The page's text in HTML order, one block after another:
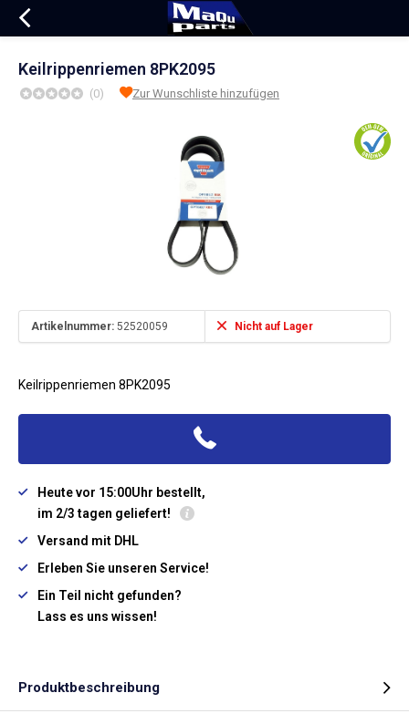
Keilrippenriemen 8PK2095
(0) Zur Wunschliste hinzufügen
Artikelnummer: 52520059 Nicht auf Lager
Keilrippenriemen 8PK2095
Heute vor 15:00Uhr bestellt,
im 2/3 tagen geliefert!
Versand mit DHL
Erleben Sie unseren Service!
Ein Teil nicht gefunden?
Lass es uns wissen!
Produktbeschreibung